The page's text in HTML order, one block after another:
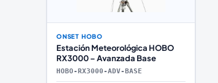
ONSET HOBO
Estación Meteorológica HOBO
RX3000 – Avanzada Base
HOBO-RX3000-ADV-BASE